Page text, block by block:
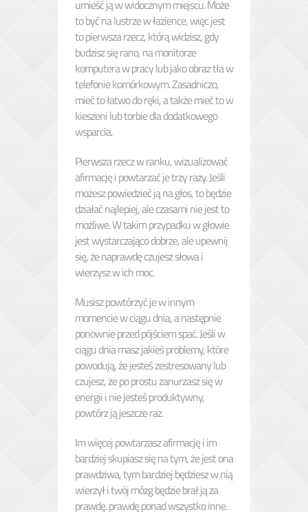
umieść ją w widocznym miejscu. Może
to być na lustrze w łazience, więc jest
to pierwsza rzecz, którą widzisz, gdy
budzisz się rano, na monitorze
komputera w pracy lub jako obraz tła w
telefonie komórkowym. Zasadniczo,
mieć to łatwo do ręki, a także mieć to w
kieszeni lub torbie dla dodatkowego
wsparcia.
Pierwsza rzecz w ranku, wizualizować
afirmację i powtarzać je trzy razy. Jeśli
możesz powiedzieć ją na głos, to będzie
działać najlepiej, ale czasami nie jest to
możliwe. W takim przypadku w głowie
jest wystarczająco dobrze, ale upewnij
się, że naprawdę czujesz słowa i
wierzysz w ich moc.
Musisz powtórzyć je w innym
momencie w ciągu dnia, a następnie
ponownie przed pójściem spać. Jeśli w
ciągu dnia masz jakieś problemy, które
powodują, że jesteś zestresowany lub
czujesz, że po prostu zanurzasz się w
energii i nie jesteś produktywny,
powtórz ją jeszcze raz.
Im więcej powtarzasz afirmację i im
bardziej skupiasz się na tym, że jest ona
prawdziwa, tym bardziej będziesz w nią
wierzył i twój mózg będzie brał ją za
prawdę.prawdęponad wszystko inne.